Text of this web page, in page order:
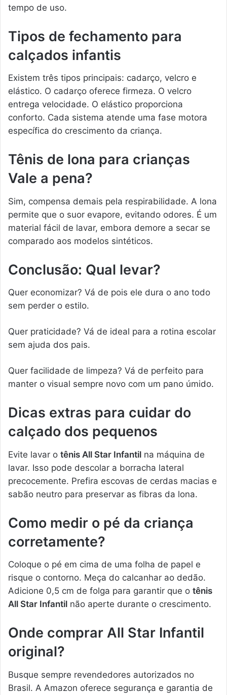
tempo de uso.
Tipos de fechamento para
calçados infantis
Existem três tipos principais: cadarço, velcro e
elástico. O cadarço oferece firmeza. O velcro
entrega velocidade. O elástico proporciona
conforto. Cada sistema atende uma fase motora
específica do crescimento da criança.
Tênis de lona para crianças
Vale a pena?
Sim, compensa demais pela respirabilidade. A lona
permite que o suor evapore, evitando odores. É um
material fácil de lavar, embora demore a secar se
comparado aos modelos sintéticos.
Conclusão: Qual levar?
Quer economizar? Vá de pois ele dura o ano todo
sem perder o estilo.
Quer praticidade? Vá de ideal para a rotina escolar
sem ajuda dos pais.
Quer facilidade de limpeza? Vá de perfeito para
manter o visual sempre novo com um pano úmido.
Dicas extras para cuidar do
calçado dos pequenos
Evite lavar o tênis All Star Infantil na máquina de
lavar. Isso pode descolar a borracha lateral
precocemente. Prefira escovas de cerdas macias e
sabão neutro para preservar as fibras da lona.
Como medir o pé da criança
corretamente?
Coloque o pé em cima de uma folha de papel e
risque o contorno. Meça do calcanhar ao dedão.
Adicione 0,5 cm de folga para garantir que o tênis
All Star Infantil não aperte durante o crescimento.
Onde comprar All Star Infantil
original?
Busque sempre revendedores autorizados no
Brasil. A Amazon oferece segurança e garantia de